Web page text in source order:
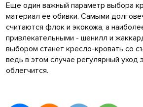
Еще один важный параметр выбора
материал ее обивки. Самыми
считаются флок и экокожа, а
привлекательными - шенилл и
выбором станет кресло-кровать со
ведь в этом случае регулярный уход
облегчится.